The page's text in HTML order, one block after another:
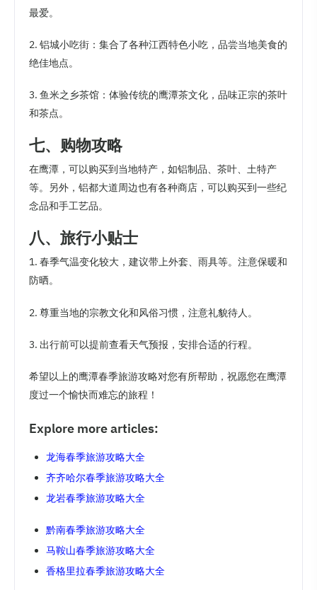
最爱。
2. 铝城小吃街：集合了各种江西特色小吃，品尝当地美食的
绝佳地点。
3. 鱼米之乡茶馆：体验传统的鹰潭茶文化，品味正宗的茶叶
和茶点。
七、购物攻略
在鹰潭，可以购买到当地特产，如铝制品、茶叶、土特产
等。另外，铝都大道周边也有各种商店，可以购买到一些纪
念品和手工艺品。
八、旅行小贴士
1. 春季气温变化较大，建议带上外套、雨具等。注意保暖和
防晒。
2. 尊重当地的宗教文化和风俗习惯，注意礼貌待人。
3. 出行前可以提前查看天气预报，安排合适的行程。
希望以上的鹰潭春季旅游攻略对您有所帮助，祝愿您在鹰潭
度过一个愉快而难忘的旅程！
Explore more articles:
龙海春季旅游攻略大全
齐齐哈尔春季旅游攻略大全
龙岩春季旅游攻略大全
黔南春季旅游攻略大全
马鞍山春季旅游攻略大全
香格里拉春季旅游攻略大全